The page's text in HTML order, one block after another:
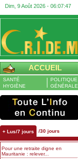
Dim, 9 Août 2026 - 06:07:48
ACCUEIL
SANTÉ
HYGIÈNE
POLITIQUE
GÉNÉRALE
+ Lus/7 jours /30 jours
Pour une retraite digne en
Mauritanie : relever...